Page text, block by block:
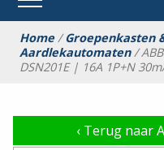
Home/Groepenkasten
Aardlekautomaten/
DSN201E | 16A 1P+N
‹Terug naar